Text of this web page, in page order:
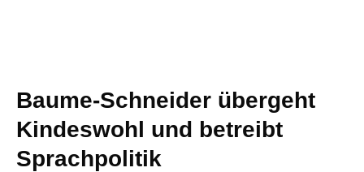
Baume-Schneider übergeht
Kindeswohl und betreibt
Sprachpolitik